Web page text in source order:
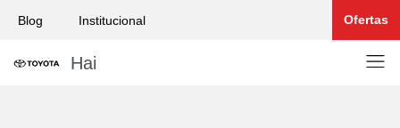
Hai
Institucional
Blog Ofertas